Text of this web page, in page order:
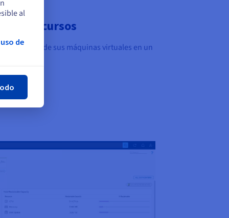
los recursos
cada una de sus máquinas virtuales en un
al
de